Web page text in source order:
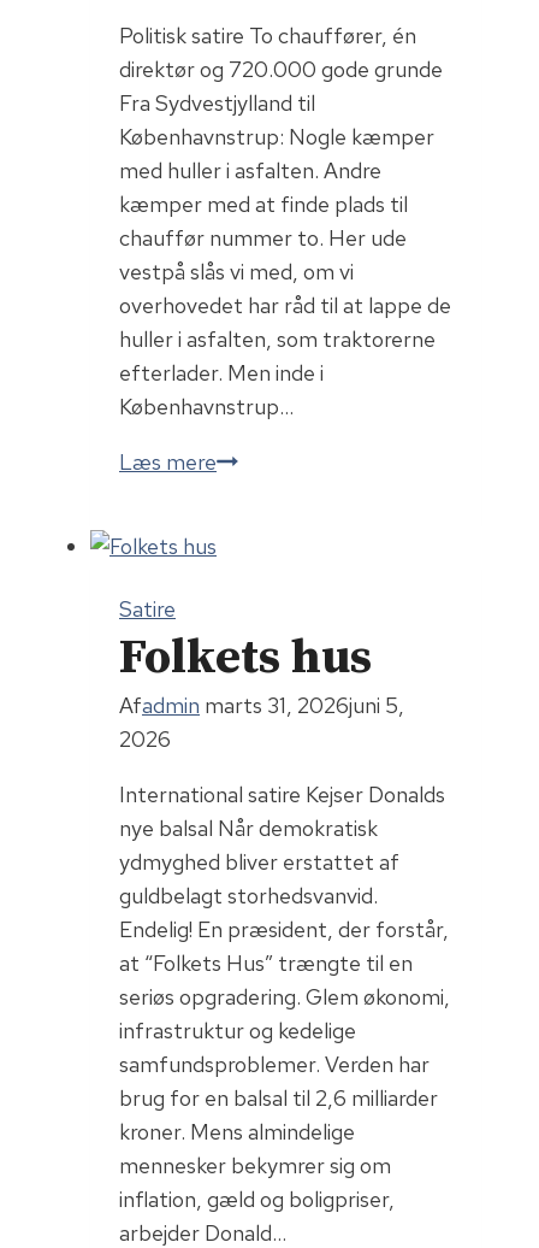
Politisk satire To chauffører, én
direktør og 720.000 gode grunde
Fra Sydvestjylland til
Københavnstrup: Nogle kæmper
med huller i asfalten. Andre
kæmper med at finde plads til
chauffør nummer to. Her ude
vestpå slås vi med, om vi
overhovedet har råd til at lappe de
huller i asfalten, som traktorerne
efterlader. Men inde i
Københavnstrup…
Læs mereElitens
Satire
Folkets hus
Afadmin marts 31, 2026juni 5,
2026
International satire Kejser Donalds
nye balsal Når demokratisk
ydmyghed bliver erstattet af
guldbelagt storhedsvanvid.
Endelig! En præsident, der forstår,
at “Folkets Hus” trængte til en
seriøs opgradering. Glem økonomi,
infrastruktur og kedelige
samfundsproblemer. Verden har
brug for en balsal til 2,6 milliarder
kroner. Mens almindelige
mennesker bekymrer sig om
inflation, gæld og boligpriser,
arbejder Donald…